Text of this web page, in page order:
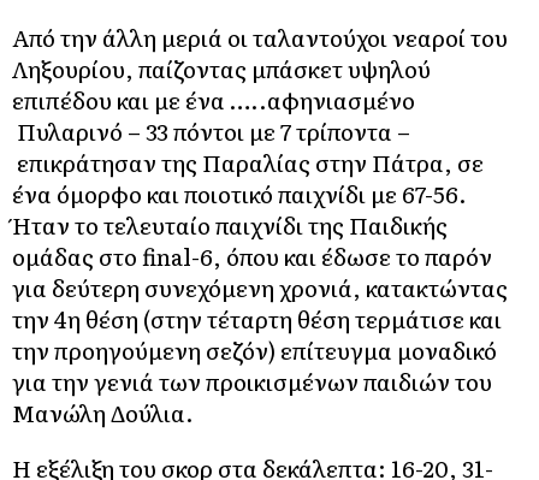
Από την άλλη μεριά οι ταλαντούχοι νεαροί του
Ληξουρίου, παίζοντας μπάσκετ υψηλού
επιπέδου και με ένα …..αφηνιασμένο
Πυλαρινό – 33 πόντοι με 7 τρίποντα –
επικράτησαν της Παραλίας στην Πάτρα, σε
ένα όμορφο και ποιοτικό παιχνίδι με 67-56.
Ήταν το τελευταίο παιχνίδι της Παιδικής
ομάδας στο final-6, όπου και έδωσε το παρόν
για δεύτερη συνεχόμενη χρονιά, κατακτώντας
την 4η θέση (στην τέταρτη θέση τερμάτισε και
την προηγούμενη σεζόν) επίτευγμα μοναδικό
για την γενιά των προικισμένων παιδιών του
Μανώλη Δούλια.
Η εξέλιξη του σκορ στα δεκάλεπτα: 16-20, 31-